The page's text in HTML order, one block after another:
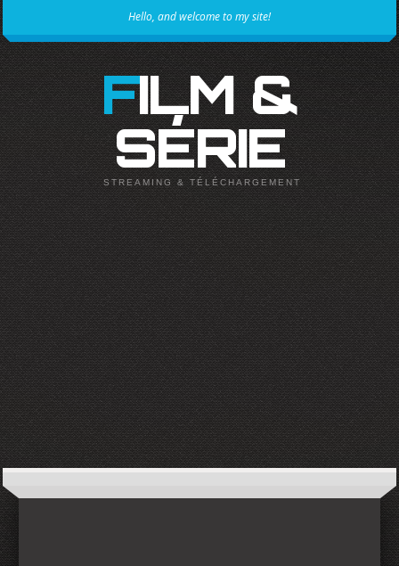
Hello, and welcome to my site!
FILM &
SÉRIE
STREAMING & TÉLÉCHARGEMENT